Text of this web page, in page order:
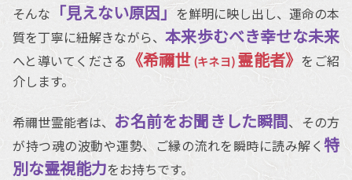
そんな 「見えない原因」を鮮明に映し出し、運命の本
質を丁寧に紐解きながら、本来歩むべき幸せな未来
へと導いてくださる 《希禰世(キネヨ) 霊能者》 をご紹
介します。
希禰世霊能者は、 お名前をお聞きした瞬間、その方
が持つ魂の波動や運勢、ご縁の流れを瞬時に読み解く特
別な霊視能力をお持ちです。